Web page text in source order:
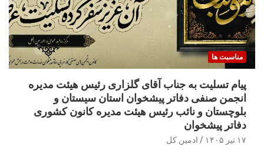
مناسبت ها
پیام تسلیت به جناب آقای گلزاری رئیس هیئت مدیره
انجمن صنفی دفاتر پیشخوان استان سیستان و
بلوچستان و نائب رئیس هیئت مدیره کانون کشوری
دفاتر پیشخوان
۱۷ تیر ۱۴۰۵ ادمین کل